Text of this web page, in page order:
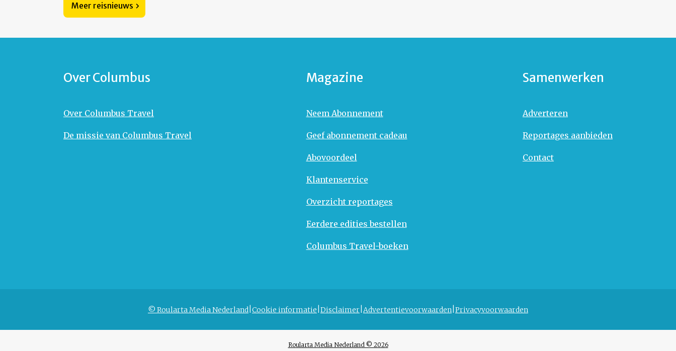
Meer reisnieuws
Over Columbus
Over Columbus Travel
De missie van Columbus Travel
Magazine
Neem Abonnement
Geef abonnement cadeau
Abovoordeel
Klantenservice
Overzicht reportages
Eerdere edities bestellen
Columbus Travel-boeken
Samenwerken
Adverteren
Reportages aanbieden
Contact
© Roularta Media Nederland Cookie informatie Disclaimer Advertentievoorwaarden Privacyvoorwaarden
Roularta Media Nederland © 2026